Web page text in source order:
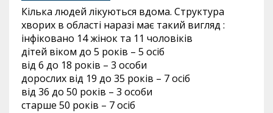
Кілька людей лікуються вдома. Структура
хворих в області наразі має такий вигляд :
інфіковано 14 жінок та 11 чоловіків
дітей віком до 5 років – 5 осіб
від 6 до 18 років – 3 особи
дорослих від 19 до 35 років – 7 осіб
від 36 до 50 років – 3 особи
старше 50 років – 7 осіб